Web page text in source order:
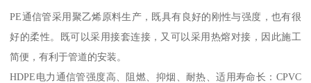
PE通信管采用聚乙烯原料生产，既具有良好的刚性与强度，也有很
好的柔性。既可以采用接套连接，又可以采用热熔对接，因此施工
简便，有利于管道的安装。
HDPE电力通信管强度高、阻燃、抑烟、耐热、适用寿命长：CPVC